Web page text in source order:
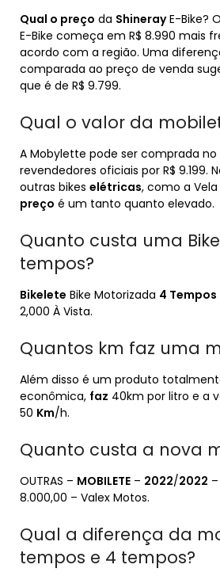
Qual o preço da ShinerayE-Bike?
E-Bike começa em R$ 8.990 mais
acordo com a região. Uma
comparada ao preço de venda
que é de R$ 9.799.
Qual o valor da
A Mobylette pode ser comprada
revendedores oficiais por R$ 9.199.
outras bikes elétricas, como a Vela
preço é um tanto quanto elevado.
Quanto custa uma
tempos?
Bikelete Bike Motorizada 4 Tempos
2,000 À Vista.
Quantos km faz uma
Além disso é um produto
econômica, faz 40km por litro e a
50 Km/h.
Quanto custa a nova
OUTRAS – MOBILETE – 2022/2022
8.000,00 – Valex Motos.
Qual a diferença da
tempos e 4 tempos?